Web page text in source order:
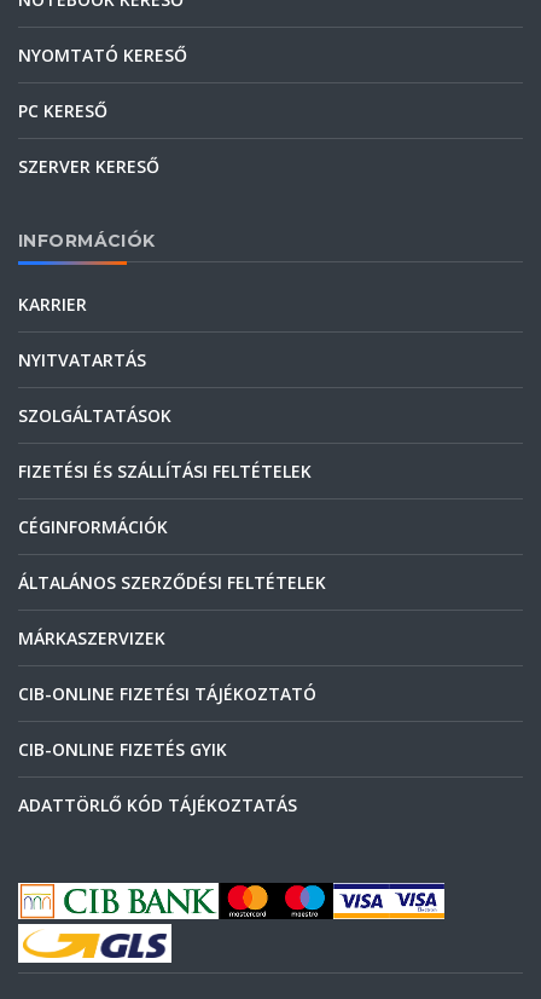
NYOMTATÓ KERESŐ
PC KERESŐ
SZERVER KERESŐ
INFORMÁCIÓK
KARRIER
NYITVATARTÁS
SZOLGÁLTATÁSOK
FIZETÉSI ÉS SZÁLLÍTÁSI FELTÉTELEK
CÉGINFORMÁCIÓK
ÁLTALÁNOS SZERZŐDÉSI FELTÉTELEK
MÁRKASZERVIZEK
CIB-ONLINE FIZETÉSI TÁJÉKOZTATÓ
CIB-ONLINE FIZETÉS GYIK
ADATTÖRLŐ KÓD TÁJÉKOZTATÁS